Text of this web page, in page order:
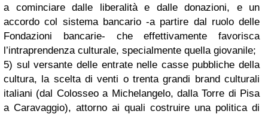
a cominciare dalle liberalità e dalle donazioni, e un
accordo col sistema bancario -a partire dal ruolo delle
Fondazioni bancarie- che effettivamente favorisca
l’intraprendenza culturale, specialmente quella giovanile;
5) sul versante delle entrate nelle casse pubbliche della
cultura, la scelta di venti o trenta grandi brand culturali
italiani (dal Colosseo a Michelangelo, dalla Torre di Pisa
a Caravaggio), attorno ai quali costruire una politica di